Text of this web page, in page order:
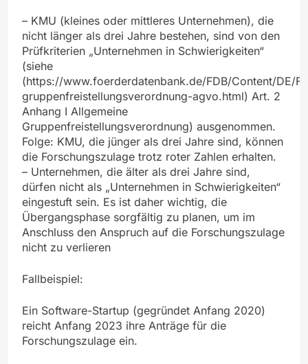
– KMU (kleines oder mittleres Unternehmen), die
nicht länger als drei Jahre bestehen, sind von den
Prüfkriterien „Unternehmen in Schwierigkeiten“
(siehe
(https://www.foerderdatenbank.de/FDB/Content/DE/
gruppenfreistellungsverordnung-agvo.html) Art. 2
Anhang I Allgemeine
Gruppenfreistellungsverordnung) ausgenommen.
Folge: KMU, die jünger als drei Jahre sind, können
die Forschungszulage trotz roter Zahlen erhalten.
– Unternehmen, die älter als drei Jahre sind,
dürfen nicht als „Unternehmen in Schwierigkeiten“
eingestuft sein. Es ist daher wichtig, die
Übergangsphase sorgfältig zu planen, um im
Anschluss den Anspruch auf die Forschungszulage
nicht zu verlieren
Fallbeispiel:
Ein Software-Startup (gegründet Anfang 2020)
reicht Anfang 2023 ihre Anträge für die
Forschungszulage ein.